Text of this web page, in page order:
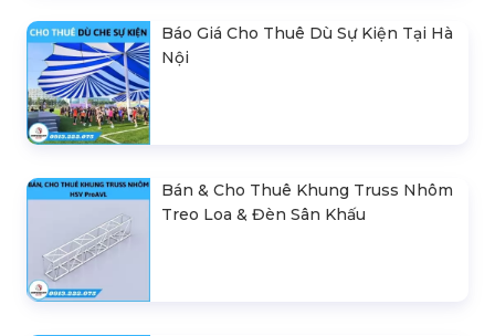
Báo Giá Cho Thuê Dù Sự Kiện Tại Hà
Nội
Bán & Cho Thuê Khung Truss Nhôm
Treo Loa & Đèn Sân Khấu